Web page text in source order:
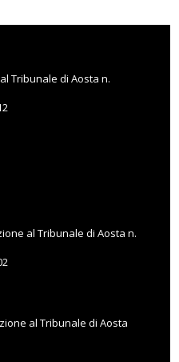
Tribunale di Aosta n.
al Tribunale di Aosta n.
al Tribunale di Aosta